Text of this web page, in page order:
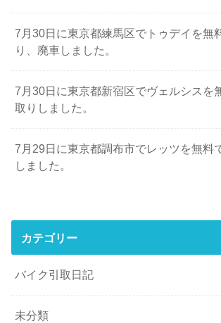
7月30日に東京都練馬区でトゥデイを無
り、廃車しました。
7月30日に東京都新宿区でヴェルシスを
取りしました。
7月29日に東京都調布市でレッツを無料
しました。
カテゴリー
バイク引取日記
未分類